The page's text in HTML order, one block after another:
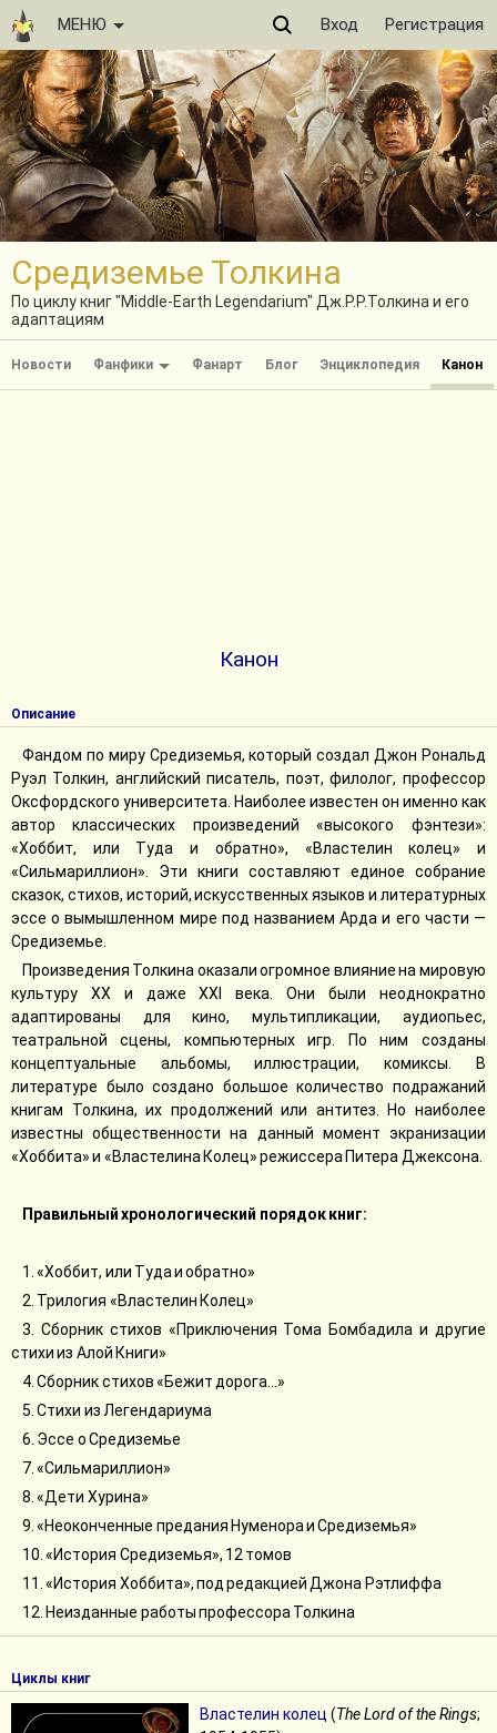
МЕНЮ Вход Регистрация
Средиземье Толкина
По циклу книг "Middle-Earth Legendarium" Дж.Р.Р.Толкина и его
адаптациям
Новости Фанфики Фанарт Блог Энциклопедия Канон
Канон
Описание
Фандом по миру Средиземья, который создал Джон Рональд
Руэл Толкин, английский писатель, поэт, филолог, профессор
Оксфордского университета. Наиболее известен он именно как
автор классических произведений «высокого фэнтези»:
«Хоббит, или Туда и обратно», «Властелин колец» и
«Сильмариллион». Эти книги составляют единое собрание
сказок, стихов, историй, искусственных языков и литературных
эссе о вымышленном мире под названием Арда и его части —
Средиземье.
Произведения Толкина оказали огромное влияние на мировую
культуру XX и даже XXI века. Они были неоднократно
адаптированы для кино, мультипликации, аудиопьес,
театральной сцены, компьютерных игр. По ним созданы
концептуальные альбомы, иллюстрации, комиксы. В
литературе было создано большое количество подражаний
книгам Толкина, их продолжений или антитез. Но наиболее
известны общественности на данный момент экранизации
«Хоббита» и «Властелина Колец» режиссера Питера Джексона.
Правильный хронологический порядок книг:
1. «Хоббит, или Туда и обратно»
2. Трилогия «Властелин Колец»
3. Сборник стихов «Приключения Тома Бомбадила и другие
стихи из Алой Книги»
4. Сборник стихов «Бежит дорога...»
5. Стихи из Легендариума
6. Эссе о Средиземье
7. «Сильмариллион»
8. «Дети Хурина»
9. «Неоконченные предания Нуменора и Средиземья»
10. «История Средиземья», 12 томов
11. «История Хоббита», под редакцией Джона Рэтлиффа
12. Неизданные работы профессора Толкина
Циклы книг
Властелин колец (The Lord of the Rings;